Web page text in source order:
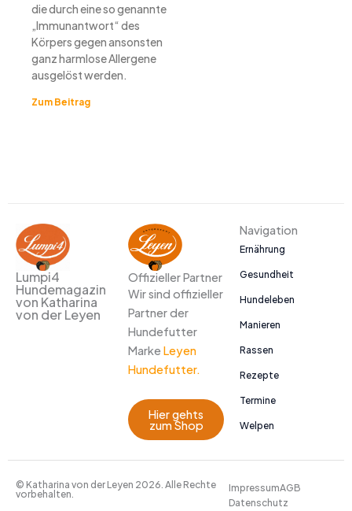
die durch eine so genannte
„Immunantwort“ des
Körpers gegen ansonsten
ganz harmlose Allergene
ausgelöst werden.
Zum Beitrag
Lumpi4
Hundemagazin
von Katharina
von der Leyen
Offizieller Partner
Wir sind offizieller
Partner der
Hundefutter
Marke Leyen
Hundefutter.
Hier gehts
zum Shop
Navigation
Ernährung
Gesundheit
Hundeleben
Manieren
Rassen
Rezepte
Termine
Welpen
© Katharina von der Leyen 2026. Alle Rechte
vorbehalten.
ImpressumAGB
Datenschutz